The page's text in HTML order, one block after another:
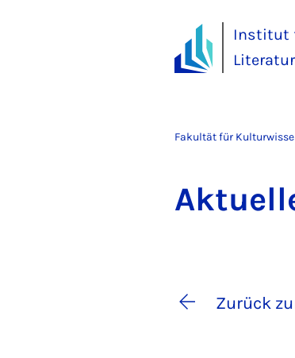
Institut
Fakultät für
Zurück